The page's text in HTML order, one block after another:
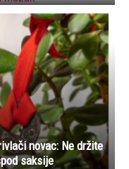
novac: Ne držite
saksije